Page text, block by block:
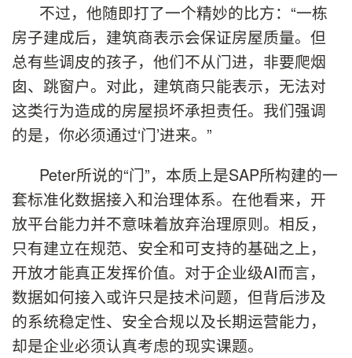
不过，他随即打了一个精妙的比方：“一栋
房子建成后，建筑商表示会保证房屋质量。但
总有些调皮的孩子，他们不从门进，非要爬烟
囱、跳窗户。对此，建筑商只能表示，无法对
这类行为造成的房屋损坏承担责任。我们强调
的是，你必须通过‘门’进来。”
Peter所说的“门”，本质上是SAP所构建的一
套标准化数据接入和治理体系。在他看来，开
放平台能力并不意味着放弃治理原则。相反，
只有建立在规范、安全和可支持的基础之上，
开放才能真正发挥价值。对于企业级AI而言，
数据如何接入或许只是技术问题，但背后涉及
的系统稳定性、安全合规以及长期运营能力，
却是企业必须认真考虑的现实课题。